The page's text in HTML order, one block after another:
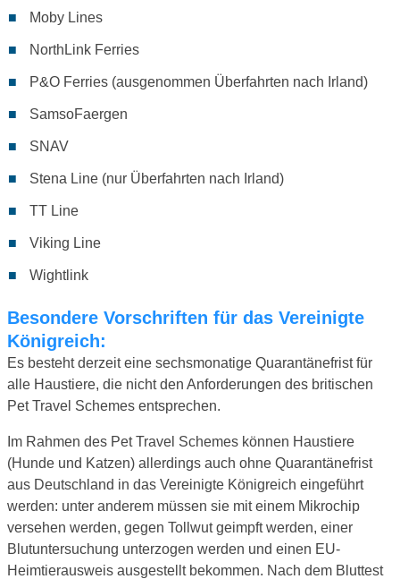
Moby Lines
NorthLink Ferries
P&O Ferries (ausgenommen Überfahrten nach Irland)
SamsoFaergen
SNAV
Stena Line (nur Überfahrten nach Irland)
TT Line
Viking Line
Wightlink
Besondere Vorschriften für das Vereinigte
Königreich:
Es besteht derzeit eine sechsmonatige Quarantänefrist für
alle Haustiere, die nicht den Anforderungen des britischen
Pet Travel Schemes entsprechen.
Im Rahmen des Pet Travel Schemes können Haustiere
(Hunde und Katzen) allerdings auch ohne Quarantänefrist
aus Deutschland in das Vereinigte Königreich eingeführt
werden: unter anderem müssen sie mit einem Mikrochip
versehen werden, gegen Tollwut geimpft werden, einer
Blutuntersuchung unterzogen werden und einen EU-
Heimtierausweis ausgestellt bekommen. Nach dem Bluttest